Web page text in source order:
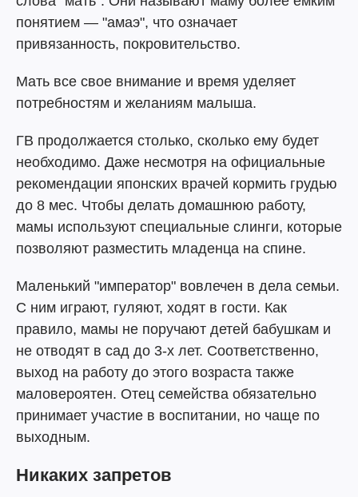
понятием — "амаэ", что означает
привязанность, покровительство.
Мать все свое внимание и время уделяет
потребностям и желаниям малыша.
ГВ продолжается столько, сколько ему будет
необходимо. Даже несмотря на официальные
рекомендации японских врачей кормить грудью
до 8 мес. Чтобы делать домашнюю работу,
мамы используют специальные слинги, которые
позволяют разместить младенца на спине.
Маленький "император" вовлечен в дела семьи.
С ним играют, гуляют, ходят в гости. Как
правило, мамы не поручают детей бабушкам и
не отводят в сад до 3-х лет. Соответственно,
выход на работу до этого возраста также
маловероятен. Отец семейства обязательно
принимает участие в воспитании, но чаще по
выходным.
Никаких запретов